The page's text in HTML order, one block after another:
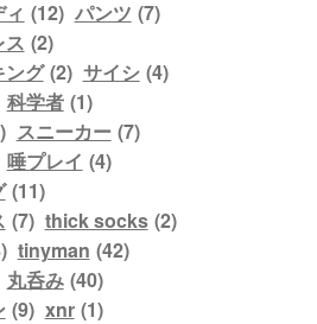
(12) パンツ (7)
ス (2)
ング (2) サイシ (4)
科学者 (1)
スニーカー (7)
唾プレイ (4)
(11)
(7) thick socks (2)
tinyman (42)
丸呑み (40)
(9) xnr (1)